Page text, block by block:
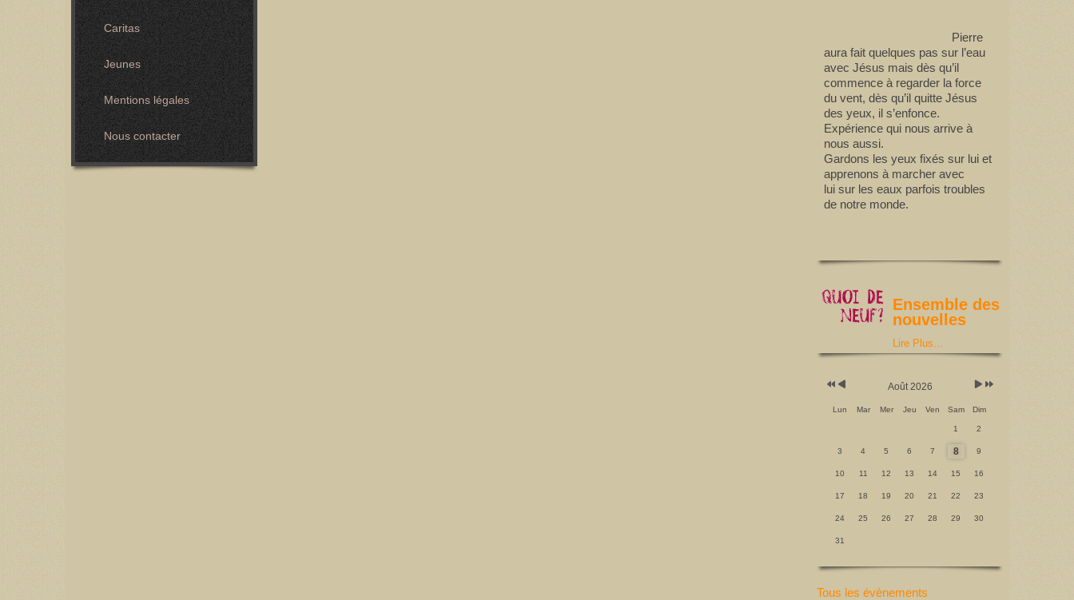
Caritas
Jeunes
Mentions légales
Nous contacter
Pierre
aura fait quelques pas sur l’eau
avec Jésus mais dès qu’il
commence à regarder la force
du vent, dès qu’il quitte Jésus
des yeux, il s’enfonce.
Expérience qui nous arrive à
nous aussi.
Gardons les yeux fixés sur lui et
apprenons à marcher avec
lui sur les eaux parfois troubles
de notre monde.
Ensemble des
nouvelles
Lire Plus...
Août 2026
Lun Mar Mer Jeu Ven Sam Dim
1 2
3 4 5 6 7 8 9
10 11 12 13 14 15 16
17 18 19 20 21 22 23
24 25 26 27 28 29 30
31
Tous les évènements